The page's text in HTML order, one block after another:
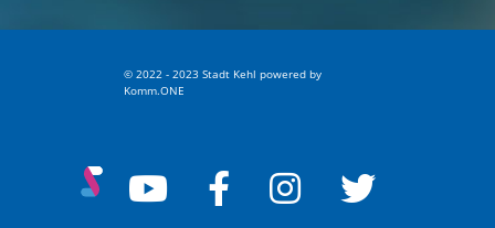
© 2022 - 2023 Stadt Kehl powered by
Komm.ONE